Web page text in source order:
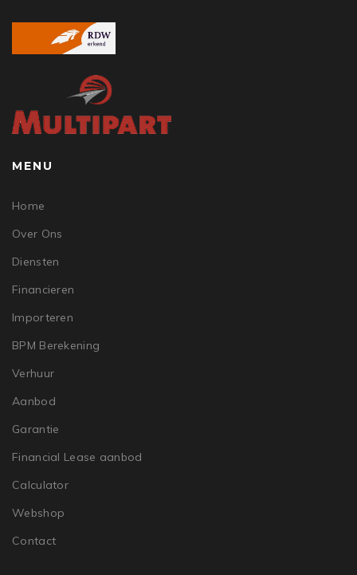
MENU
Home
Over Ons
Diensten
Financieren
Importeren
BPM Berekening
Verhuur
Aanbod
Garantie
Financial Lease aanbod
Calculator
Webshop
Contact